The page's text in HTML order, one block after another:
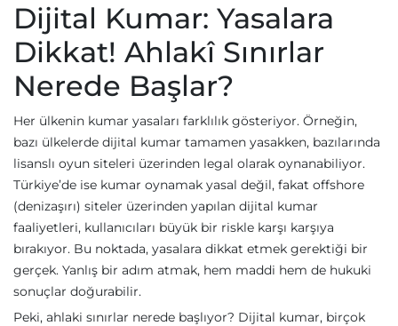
Dijital Kumar: Yasalara
Dikkat! Ahlakî Sınırlar
Nerede Başlar?
Her ülkenin kumar yasaları farklılık gösteriyor. Örneğin,
bazı ülkelerde dijital kumar tamamen yasakken, bazılarında
lisanslı oyun siteleri üzerinden legal olarak oynanabiliyor.
Türkiye’de ise kumar oynamak yasal değil, fakat offshore
(denizaşırı) siteler üzerinden yapılan dijital kumar
faaliyetleri, kullanıcıları büyük bir riskle karşı karşıya
bırakıyor. Bu noktada, yasalara dikkat etmek gerektiği bir
gerçek. Yanlış bir adım atmak, hem maddi hem de hukuki
sonuçlar doğurabilir.
Peki, ahlaki sınırlar nerede başlıyor? Dijital kumar, birçok